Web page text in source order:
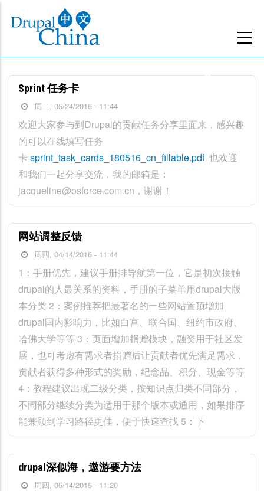
主
要
Sprint 任务卡
周二, 05/24/2016 - 11:44
欢迎大家参与到Drupal的贡献任务分享里面来，感兴趣
的可以在线填写任务
卡 sprint_task_cards_180516_cn_fillable.pdf也欢迎
和我们一起分享交流，我的邮箱是：
jacqueline@osforce.com.cn，谢谢！
网站调整反馈
周四, 04/14/2016 - 11:44
1：手册优先，建议手册排导航第一位，它是初次接触
drupal的人最关系的资料，手册的子菜单用drupal大版
本分类 2：案例推荐把最著名的一些网站置顶增加
drupal国内影响力，比如白宫、联合国、纽约市政府、
哈佛大学等等 3：页面增加捐赠模块，融资用于社区发
展，也可考虑有需求者捐赠后让贡献者优先满足需求，
贡献者获得多种形式的奖励，纪念品、积分、现金等等
4：教程建议出现二级分类，按知识点归类不同部分，
不同部分继续分类为适用于那个版本或通用，如果排序
能兼顾到学习路径更佳，便于快速查找 5：下
drupal深似海，遨游要方法
周四, 05/14/2015 - 11:20